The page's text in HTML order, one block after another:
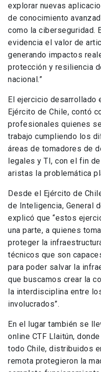
explorar nuevas
de conocimiento
como la ciberseguridad.
evidencia el valor de
generando impactos
protección y resiliencia
nacional.”
El ejercicio desarrollado
Ejército de Chile, contó
profesionales quienes
trabajo cumpliendo los
áreas de tomadores de
legales y TI, con el fin
aristas la problemática
Desde el Ejército de
de Inteligencia, General
explicó que “estos
una parte, a quienes
proteger la
técnicos que son
para poder salvar la
que buscamos crear la
la interdisciplina entre
involucrados”.
En el lugar también se
online CTF Llaitún,
todo Chile, distribuidos
remota protegieron la